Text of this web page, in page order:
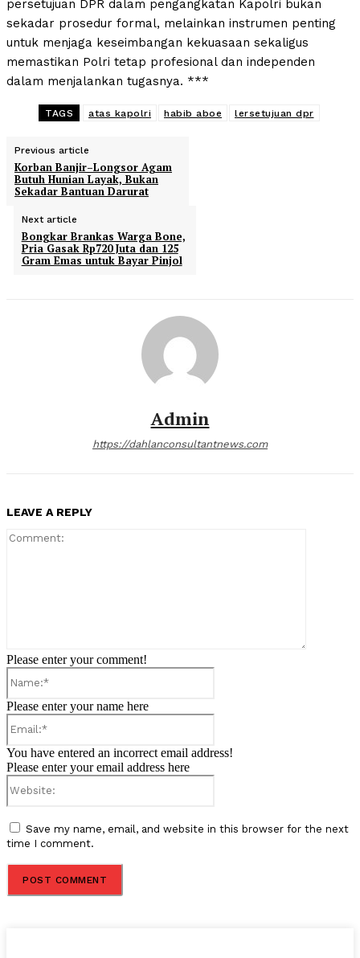
persetujuan DPR dalam pengangkatan Kapolri bukan
sekadar prosedur formal, melainkan instrumen penting
untuk menjaga keseimbangan kekuasaan sekaligus
memastikan Polri tetap profesional dan independen
dalam menjalankan tugasnya. ***
TAGS atas kapolri habib aboe lersetujuan dpr
Previous article
Korban Banjir–Longsor Agam
Butuh Hunian Layak, Bukan
Sekadar Bantuan Darurat
Next article
Bongkar Brankas Warga Bone,
Pria Gasak Rp720 Juta dan 125
Gram Emas untuk Bayar Pinjol
Admin
https://dahlanconsultantnews.com
LEAVE A REPLY
Please enter your comment!
Please enter your name here
You have entered an incorrect email address!
Please enter your email address here
Save my name, email, and website in this browser for the next
time I comment.